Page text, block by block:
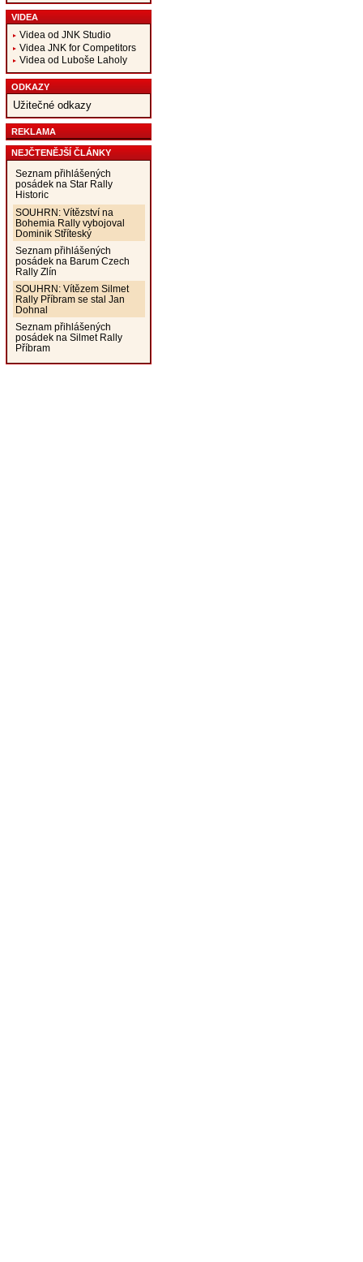
VIDEA
Videa od JNK Studio
Videa JNK for Competitors
Videa od Luboše Laholy
ODKAZY
Užitečné odkazy
REKLAMA
NEJČTENĚJŠÍ ČLÁNKY
Seznam přihlášených
posádek na Star Rally
Historic
SOUHRN: Vítězství na
Bohemia Rally vybojoval
Dominik Stříteský
Seznam přihlášených
posádek na Barum Czech
Rally Zlín
SOUHRN: Vítězem Silmet
Rally Příbram se stal Jan
Dohnal
Seznam přihlášených
posádek na Silmet Rally
Příbram